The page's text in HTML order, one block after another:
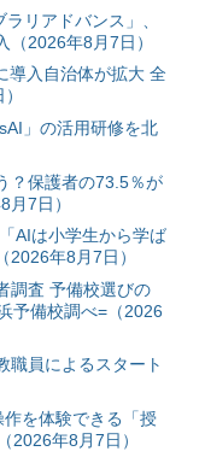
リアドバンス」、
2026年8月7日）
導入自治体が拡大 全
」の活用研修を北
？保護者の73.5％が
7日）
AIは小学生から学ば
年8月7日）
調査 予備校選びの
予備校調べ=（2026
職員によるスタート
を体験できる「授
2026年8月7日）